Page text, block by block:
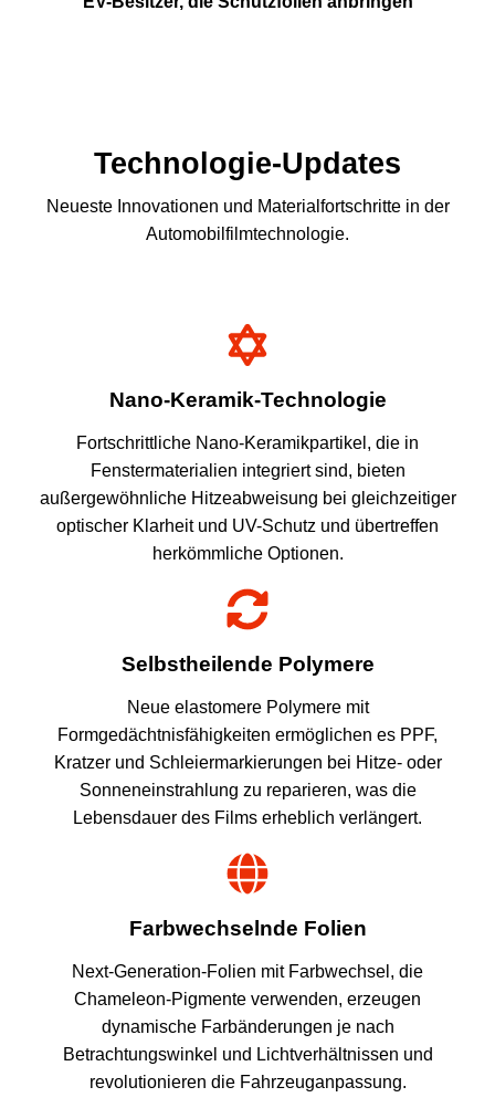
Technologie-Updates
Neueste Innovationen und Materialfortschritte in der
Automobilfilmtechnologie.
Nano-Keramik-Technologie
Fortschrittliche Nano-Keramikpartikel, die in
Fenstermaterialien integriert sind, bieten
außergewöhnliche Hitzeabweisung bei gleichzeitiger
optischer Klarheit und UV-Schutz und übertreffen
herkömmliche Optionen.
Selbstheilende Polymere
Neue elastomere Polymere mit
Formgedächtnisfähigkeiten ermöglichen es PPF,
Kratzer und Schleiermarkierungen bei Hitze- oder
Sonneneinstrahlung zu reparieren, was die
Lebensdauer des Films erheblich verlängert.
Farbwechselnde Folien
Next-Generation-Folien mit Farbwechsel, die
Chameleon-Pigmente verwenden, erzeugen
dynamische Farbänderungen je nach
Betrachtungswinkel und Lichtverhältnissen und
revolutionieren die Fahrzeuganpassung.